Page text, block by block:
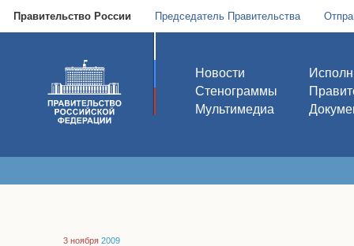
Правительство России Председатель Правительства
Новости
Стенограммы
Мультимедиа
3 ноября 2009